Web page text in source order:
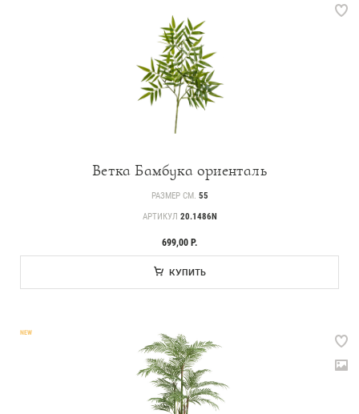
Ветка Бамбука ориенталь
РАЗМЕР СМ. 55
АРТИКУЛ 20.1486N
699,00 Р.
КУПИТЬ
NEW